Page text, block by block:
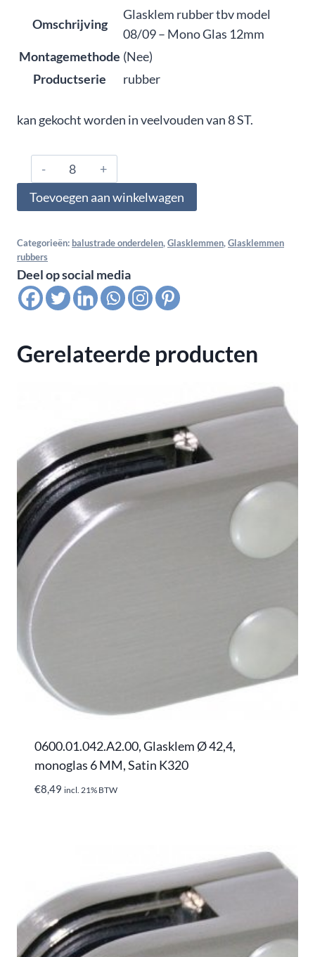
Omschrijving
Glasklem rubber tbv model
08/09 – Mono Glas 12mm
Montagemethode (Nee)
Productserie
rubber
kan gekocht worden in veelvouden van 8 ST.
1200.09.6760,
Glasklem
rubber
model
-
Mono
12mm
aantal
Toevoegen aan winkelwagen
Categorieën: balustrade onderdelen, Glasklemmen, Glasklemmen
rubbers
Deel op social media
Gerelateerde producten
0600.01.042.A2.00, Glasklem Ø 42,4,
monoglas 6 MM, Satin K320
€8,49 incl. 21% BTW